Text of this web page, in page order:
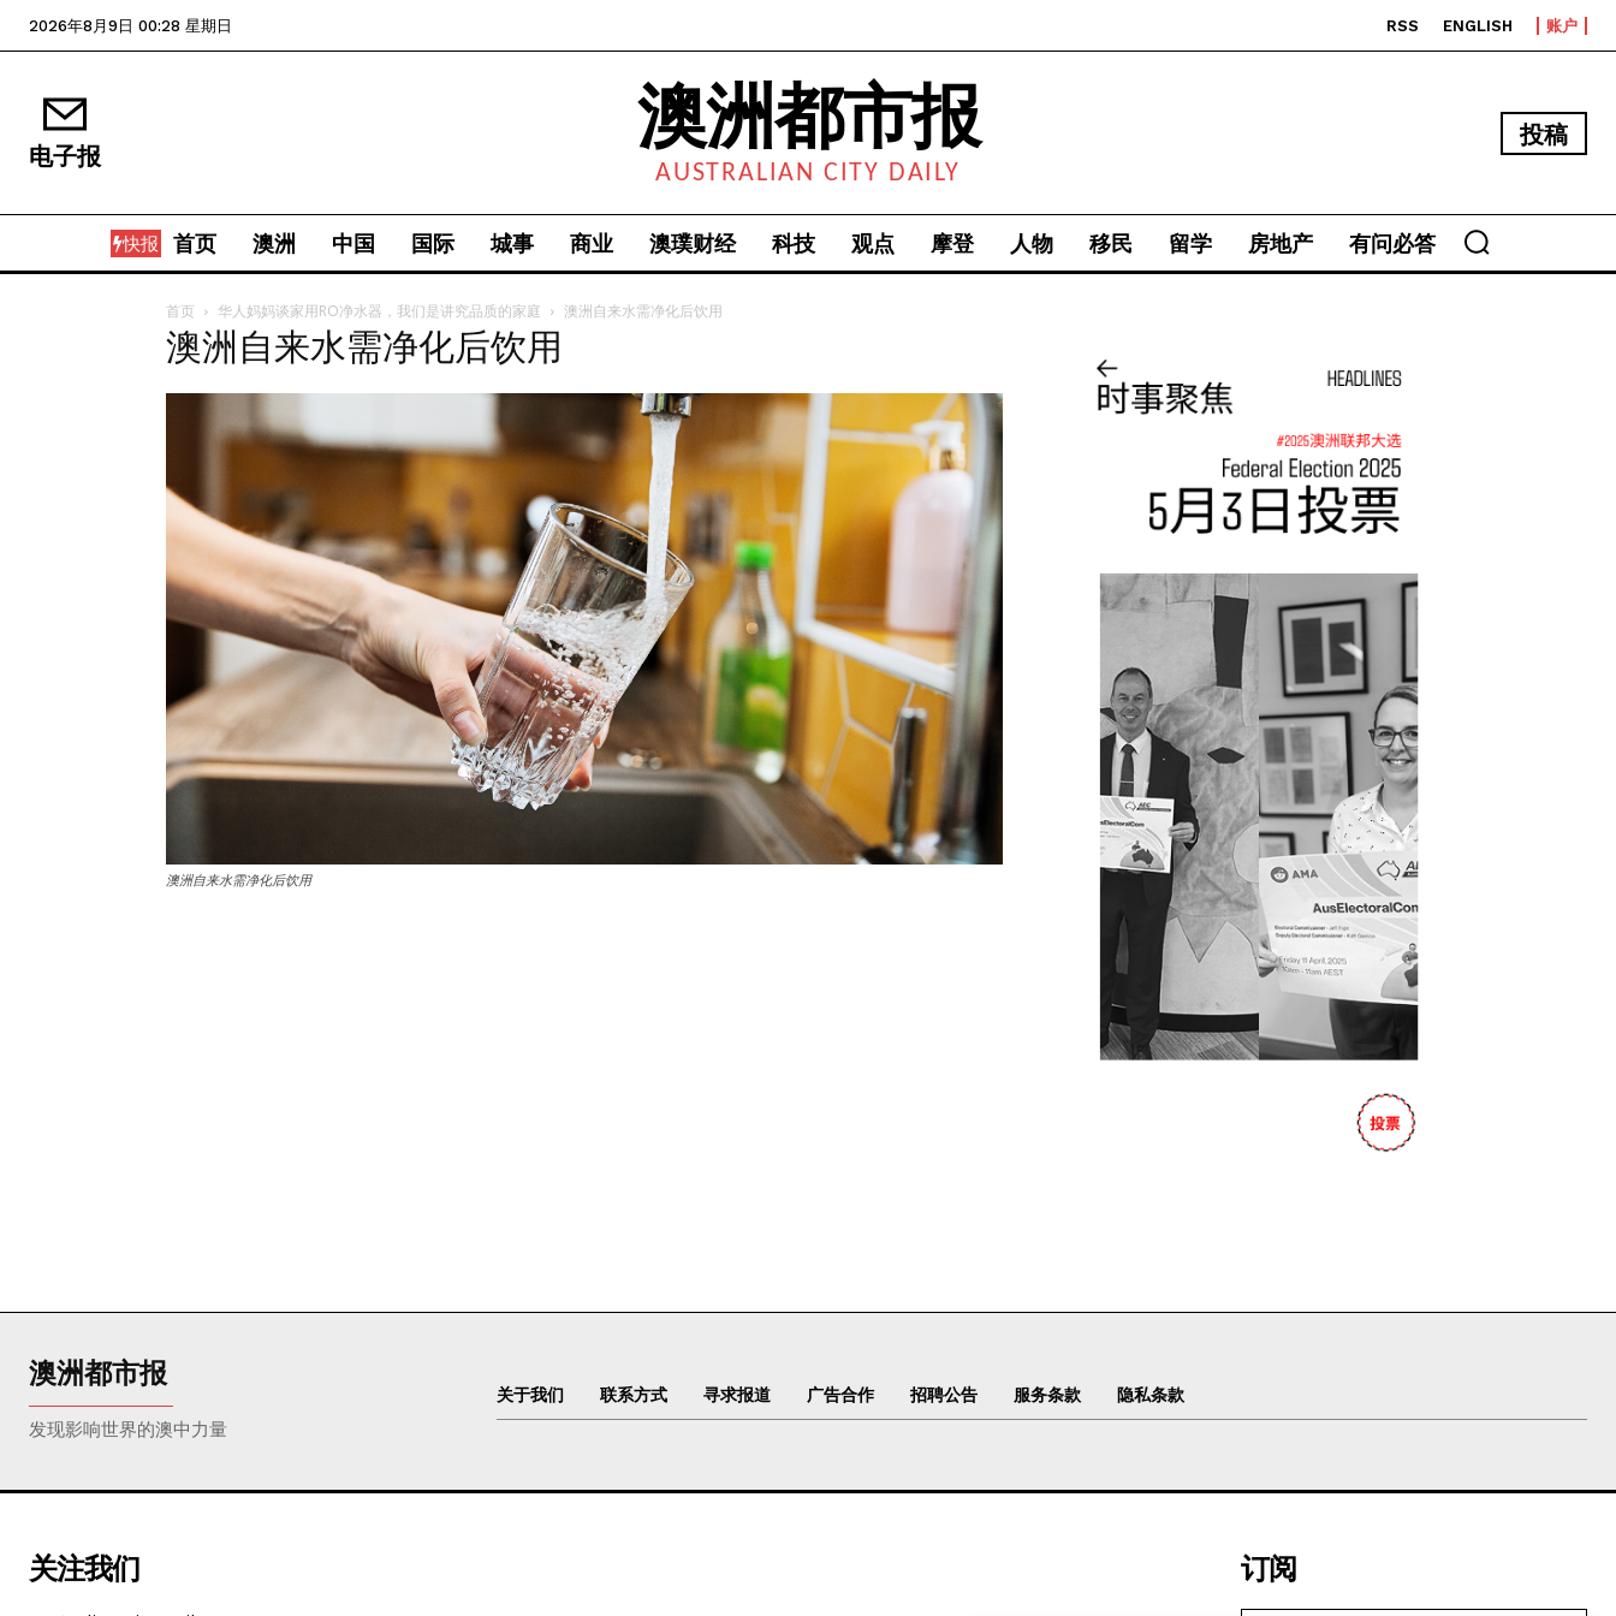
我要加入
我已阅读并同意 《隐私条款》.
2026年8月9日 00:28 星期日 RSS ENGLISH 账户
电子报 澳洲都市报
AUSTRALIAN CITY DAILY
投稿
快报 首页 澳洲 中国 国际 城事 商业 澳璞财经 科技 观点 摩登 人物 移民 留学 房地产 有问必答
首页 华人妈妈谈家用RO净水器，我们是讲究品质的家庭 澳洲自来水需净化后饮用
澳洲自来水需净化后饮用
澳洲自来水需净化后饮用
澳洲都市报
发现影响世界的澳中力量
关于我们 联系方式 寻求报道 广告合作 招聘公告 服务条款 隐私条款
关注我们 订阅